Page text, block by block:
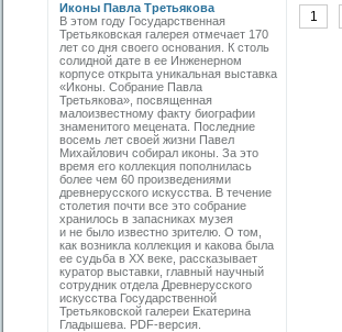
Иконы Павла Третьякова
В этом году Государственная
Третьяковская галерея отмечает 170
лет со дня своего основания. К столь
солидной дате в ее Инженерном
корпусе открыта уникальная выставка
«Иконы. Собрание Павла
Третьякова», посвященная
малоизвестному факту биографии
знаменитого мецената. Последние
восемь лет своей жизни Павел
Михайлович собирал иконы. За это
время его коллекция пополнилась
более чем 60 произведениями
древнерусского искусства. В течение
столетия почти все это собрание
хранилось в запасниках музея
и не было известно зрителю. О том,
как возникла коллекция и какова была
ее судьба в ХХ веке, рассказывает
куратор выставки, главный научный
сотрудник отдела Древнерусского
искусства Государственной
Третьяковской галереи Екатерина
Гладышева. PDF-версия.
1